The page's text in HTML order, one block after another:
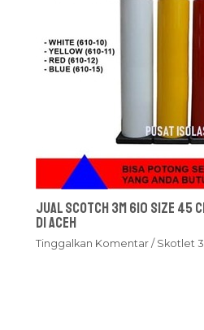
Jual Scotch 3M 610 Size 45
Di Aceh
Tinggalkan Komentar / Skotlet